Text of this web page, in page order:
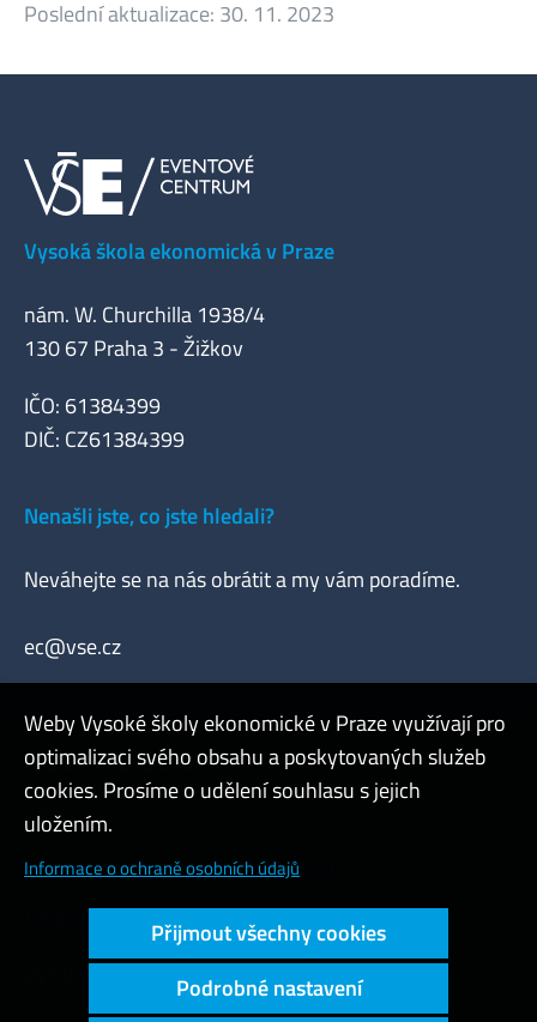
Poslední aktualizace: 30. 11. 2023
Vysoká škola ekonomická v Praze
nám. W. Churchilla 1938/4
130 67 Praha 3 - Žižkov
IČO: 61384399
DIČ: CZ61384399
Nenašli jste, co jste hledali?
Neváhejte se na nás obrátit a my vám poradíme.
ec@vse.cz
Často kladené otázky
Admin
Cookies a ochrana osobních údajů
Přístupnost webu
Vysoký kontrast
Weby Vysoké školy ekonomické v Praze využívají pro
optimalizaci svého obsahu a poskytovaných služeb
cookies. Prosíme o udělení souhlasu s jejich
uložením.
Informace o ochraně osobních údajů
Přijmout všechny cookies
Podrobné nastavení